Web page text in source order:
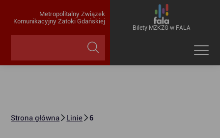
Metropolitalny Związek
Komunikacyjny Zatoki Gdańskiej
Bilety MZKZG w FALA
Strona główna Linie 6